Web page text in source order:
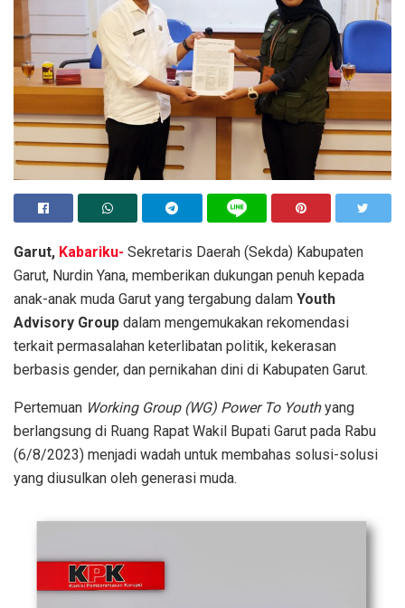
Garut, Kabariku- Sekretaris Daerah (Sekda) Kabupaten
Garut, Nurdin Yana, memberikan dukungan penuh kepada
anak-anak muda Garut yang tergabung dalam Youth
Advisory Group dalam mengemukakan rekomendasi
terkait permasalahan keterlibatan politik, kekerasan
berbasis gender, dan pernikahan dini di Kabupaten Garut.
Pertemuan Working Group (WG) Power To Youthyang
berlangsung di Ruang Rapat Wakil Bupati Garut pada Rabu
(6/8/2023) menjadi wadah untuk membahas solusi-solusi
yang diusulkan oleh generasi muda.